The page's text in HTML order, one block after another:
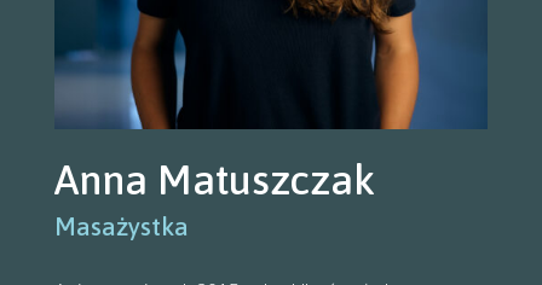
Anna Matuszczak
Masażystka